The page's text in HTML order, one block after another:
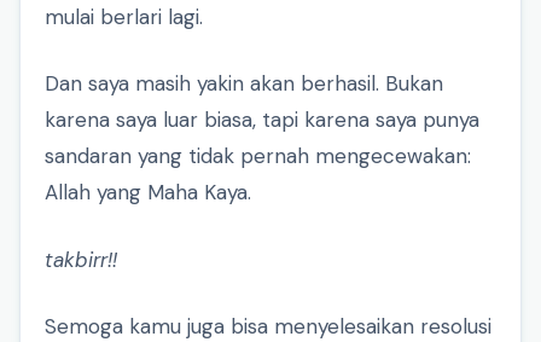
mulai berlari lagi.
Dan saya masih yakin akan berhasil. Bukan
karena saya luar biasa, tapi karena saya punya
sandaran yang tidak pernah mengecewakan:
Allah yang Maha Kaya.
takbirr!!
Semoga kamu juga bisa menyelesaikan resolusi